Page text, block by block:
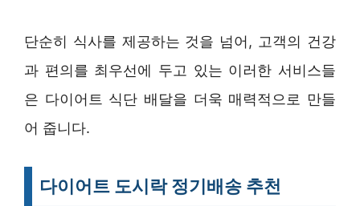
단순히 식사를 제공하는 것을 넘어, 고객의 건강
과 편의를 최우선에 두고 있는 이러한 서비스들
은 다이어트 식단 배달을 더욱 매력적으로 만들
어 줍니다.
다이어트 도시락 정기배송 추천